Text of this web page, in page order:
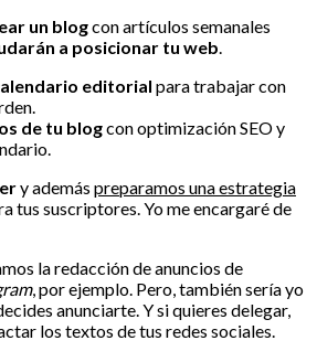
un blogcon artículos semanales
a posicionar tu web.
editorial para trabajar con
de tu blogcon optimización SEO y
y además preparamos una estrategia
tus suscriptores. Yo me encargaré de
la redacción de anuncios de
, por ejemplo. Pero, también sería yo
anunciarte. Y si quieres delegar,
los textos de tus redes sociales.